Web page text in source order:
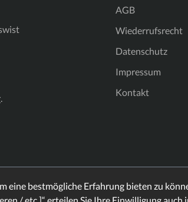
.
AGB
Wiederrufsrecht
Datenschutz
Impressum
Kontakt
eine bestmögliche Erfahrung bieten zu